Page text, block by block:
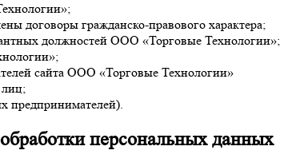
договоры гражданско-правового характера;
должностей ООО «Торговые Технологии»;
сайта ООО «Торговые Технологии»
лиц;
предпринимателей).
персональных данных